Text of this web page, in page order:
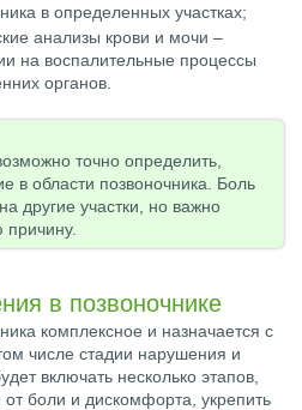
в определенных участках;
анализы крови и мочи –
на воспалительные процессы
органов.
точно определить,
в области позвоночника. Боль
другие участки, но важно
в позвоночнике
комплексное и назначается с
числе стадии нарушения и
включать несколько этапов,
от боли и дискомфорта, укрепить